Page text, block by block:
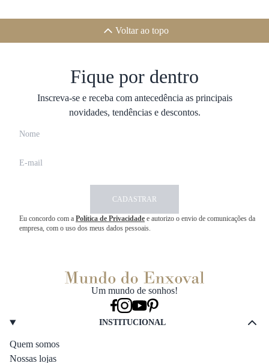
Voltar ao topo
Fique por dentro
Inscreva-se e receba com antecedência as principais
novidades, tendências e descontos.
CADASTRAR
Eu concordo com a Política de Privacidade e autorizo o envio de comunicações da
empresa, com o uso dos meus dados pessoais.
Um mundo de sonhos!
INSTITUCIONAL
Quem somos
Nossas lojas